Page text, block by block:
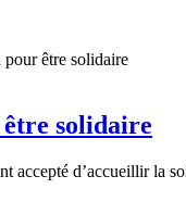
solidaire
accepté d’accueillir la